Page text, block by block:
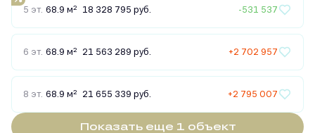
5 эт. 68.9 м2 18 328 795 руб. -531 537
6 эт. 68.9 м2 21 563 289 руб. +2 702 957
8 эт. 68.9 м2 21 655 339 руб. +2 795 007
Показать еще 1 объект